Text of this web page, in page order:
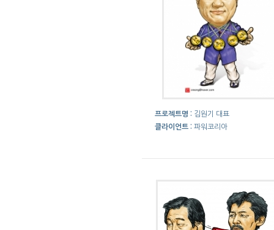
프로젝트명 : 김원기 대표
클라이언트 : 파워코리아